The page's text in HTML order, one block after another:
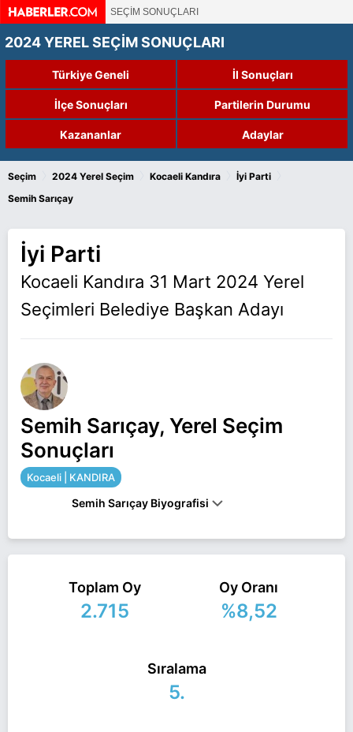
SEÇİM SONUÇLARI
2024 YEREL SEÇİM SONUÇLARI
Türkiye Geneli İl Sonuçları
İlçe Sonuçları Partilerin Durumu
Kazananlar Adaylar
Seçim 2024 Yerel Seçim Kocaeli Kandıra İyi Parti
Semih Sarıçay
İyi Parti
Kocaeli Kandıra 31 Mart 2024 Yerel
Seçimleri Belediye Başkan Adayı
Semih Sarıçay, Yerel Seçim
Sonuçları
Kocaeli | KANDIRA
Semih Sarıçay Biyografisi
KANDIRA BELEDIYE MECLIS ÜYELIĞI YAPAN
SARIÇAY, 1999-2004 YILLARINDA KOCAELI İL
GENEL MECLIS ÜYELIĞI GÖREVINDE
BULUNDU.SARIÇAY, EVLI VE 2 ÇOCUK
Semih Sarıçay Kocaeli KANDIRA belediye başkan
adayı olarak İyi Parti ile 31 Mart 2024 yerel
seçimlerinde yarışıyor. Semih Sarıçay ile ilgili daha
Toplam Oy
2.715
Oy Oranı
%8,52
Sıralama
5.